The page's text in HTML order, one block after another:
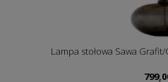
Lampa stołowa Sawa